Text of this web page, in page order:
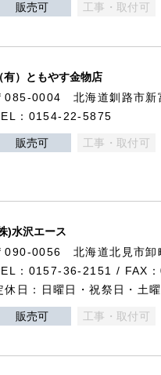
販売可 工事・取付可
有）ともやす金物店
085-0004 北海道釧路市新
：0154-22-5875
販売可 工事・取付可
)水沢エース
090-0056 北海道北見市卸
：0157-36-2151 / FAX
休日：日曜日・祝祭日・土
販売可 工事・取付可